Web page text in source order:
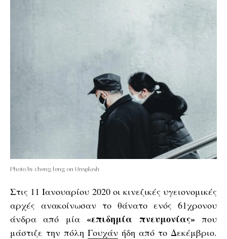
Photo by cheng feng on Unsplash
Στις 11 Ιανουαρίου 2020 οι κινεζικές υγειονομικές
αρχές ανακοίνωσαν το θάνατο ενός 61χρονου
άνδρα από μία«επιδημία πνευμονίας»που
μάστιζε την πόλη Γουχάν ήδη από το Δεκέμβριο.